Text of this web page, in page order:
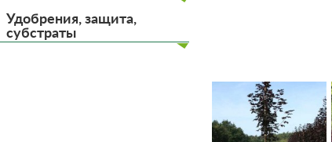
Удобрения, защита,
субстраты